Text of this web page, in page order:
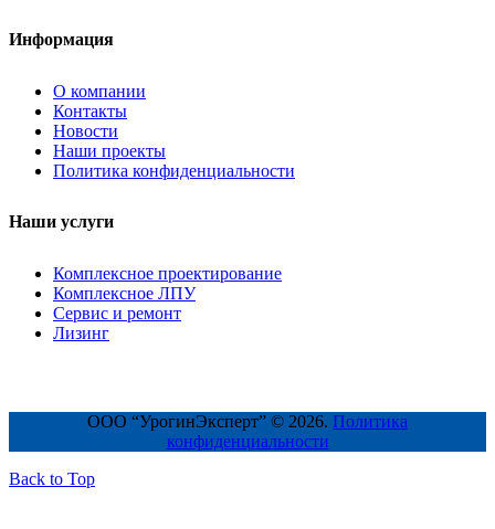
Информация
О компании
Контакты
Новости
Наши проекты
Политика конфиденциальности
Наши услуги
Комплексное проектирование
Комплексное ЛПУ
Сервис и ремонт
Лизинг
ООО “УрогинЭксперт” © 2026. Политика
конфиденциальности
Back to Top